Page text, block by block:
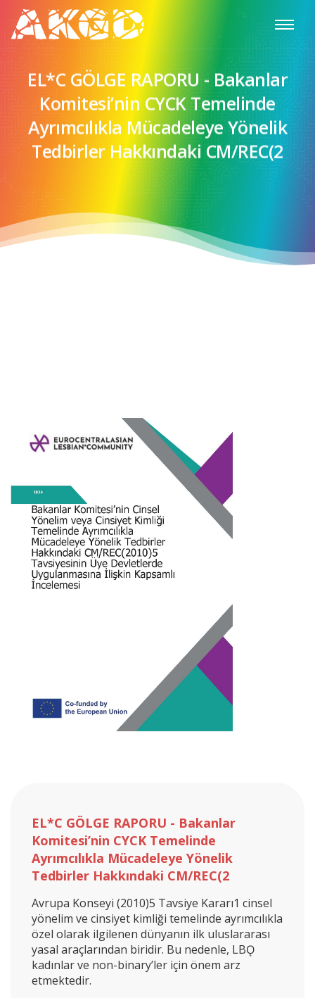
EL*C GÖLGE RAPORU - Bakanlar
Komitesi’nin CYCK Temelinde
Ayrımcılıkla Mücadeleye Yönelik
Tedbirler Hakkındaki CM/REC(2
EL*C GÖLGE RAPORU - Bakanlar
Komitesi’nin CYCK Temelinde
Ayrımcılıkla Mücadeleye Yönelik
Tedbirler Hakkındaki CM/REC(2
Avrupa Konseyi (2010)5 Tavsiye Kararı1 cinsel
yönelim ve cinsiyet kimliği temelinde ayrımcılıkla
özel olarak ilgilenen dünyanın ilk uluslararası
yasal araçlarından biridir. Bu nedenle, LBǪ
kadınlar ve non-binary’ler için önem arz
etmektedir.